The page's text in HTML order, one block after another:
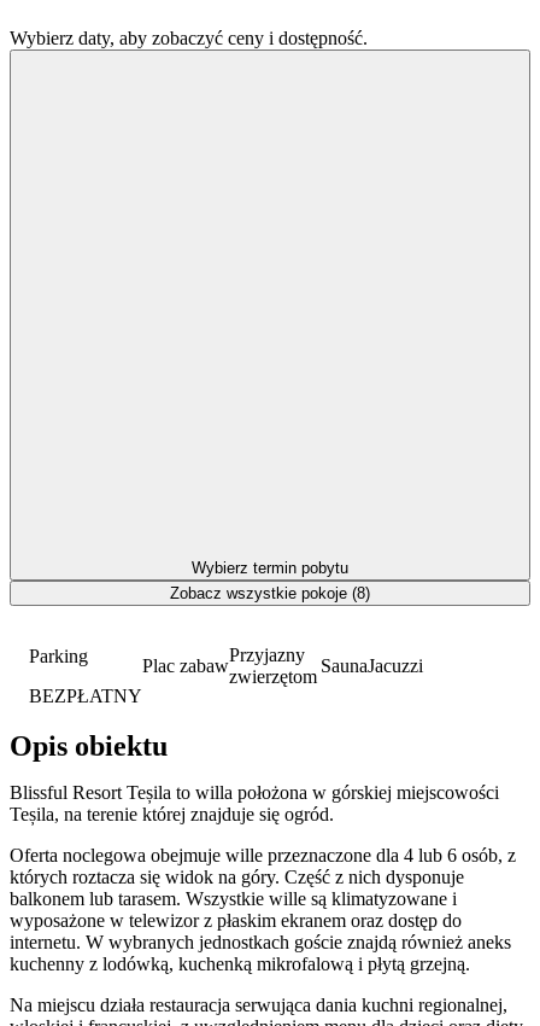
Parking
BEZPŁATNY
Plac zabaw
Przyjazny
zwierzętom
SaunaJacuzzi
Opis obiektu
Blissful Resort Teșila to willa położona w górskiej miejscowości
Teșila, na terenie której znajduje się ogród.
Oferta noclegowa obejmuje wille przeznaczone dla 4 lub 6 osób, z
których roztacza się widok na góry. Część z nich dysponuje
balkonem lub tarasem. Wszystkie wille są klimatyzowane i
wyposażone w telewizor z płaskim ekranem oraz dostęp do
internetu. W wybranych jednostkach goście znajdą również aneks
kuchenny z lodówką, kuchenką mikrofalową i płytą grzejną.
Na miejscu działa restauracja serwująca dania kuchni regionalnej,
Wybierz daty, aby zobaczyć ceny i dostępność.
Wybierz termin pobytu
Zobacz wszystkie pokoje (8)